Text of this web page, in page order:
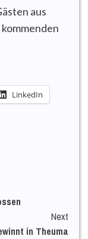
aus
LinkedIn
Next
in Theuma